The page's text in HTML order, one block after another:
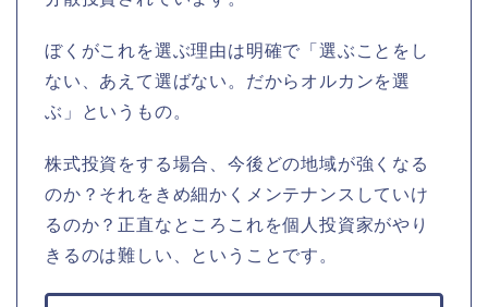
ぼくがこれを選ぶ理由は明確で「選ぶことをし
ない、あえて選ばない。だからオルカンを選
ぶ」というもの。
株式投資をする場合、今後どの地域が強くなる
のか？それをきめ細かくメンテナンスしていけ
るのか？正直なところこれを個人投資家がやり
きるのは難しい、ということです。